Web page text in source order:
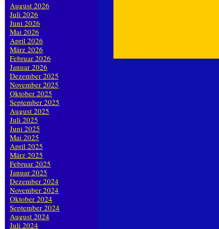
August 2026
Juli 2026
Juni 2026
Mai 2026
April 2026
März 2026
Februar 2026
Januar 2026
Dezember 2025
November 2025
Oktober 2025
September 2025
August 2025
Juli 2025
Juni 2025
Mai 2025
April 2025
März 2025
Februar 2025
Januar 2025
Dezember 2024
November 2024
Oktober 2024
September 2024
August 2024
Juli 2024